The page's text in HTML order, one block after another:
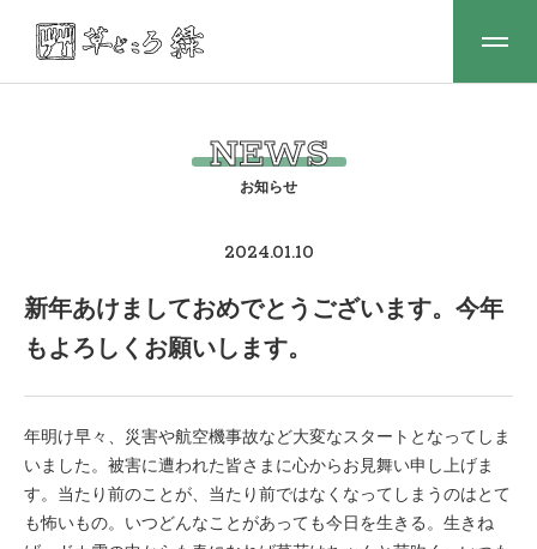
NEWS
2024.01.10
新年あけましておめでとうございます。今年
もよろしくお願いします。
年明け早々、災害や航空機事故など大変なスタートとなってしま
いました。被害に遭われた皆さまに心からお見舞い申し上げま
す。当たり前のことが、当たり前ではなくなってしまうのはとて
も怖いもの。いつどんなことがあっても今日を生きる。生きね